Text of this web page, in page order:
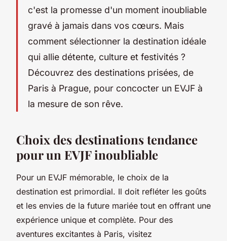
c'est la promesse d'un moment inoubliable
gravé à jamais dans vos cœurs. Mais
comment sélectionner la destination idéale
qui allie détente, culture et festivités ?
Découvrez des destinations prisées, de
Paris à Prague, pour concocter un EVJF à
la mesure de son rêve.
Choix des destinations tendance
pour un EVJF inoubliable
Pour un EVJF mémorable, le choix de la
destination est primordial. Il doit refléter les goûts
et les envies de la future mariée tout en offrant une
expérience unique et complète. Pour des
aventures excitantes à Paris, visitez